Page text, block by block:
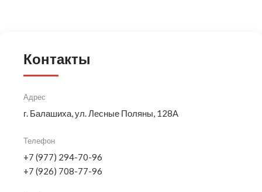
Контакты
Адрес
г. Балашиха, ул. Лесные Поляны, 128А
Телефон
+7 (977) 294-70-96
+7 (926) 708-77-96